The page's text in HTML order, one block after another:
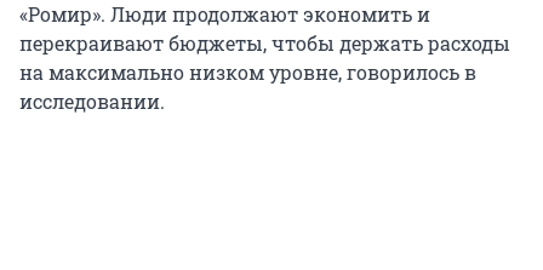
«Ромир». Люди продолжают экономить и
перекраивают бюджеты, чтобы держать расходы
на максимально низком уровне, говорилось в
исследовании.